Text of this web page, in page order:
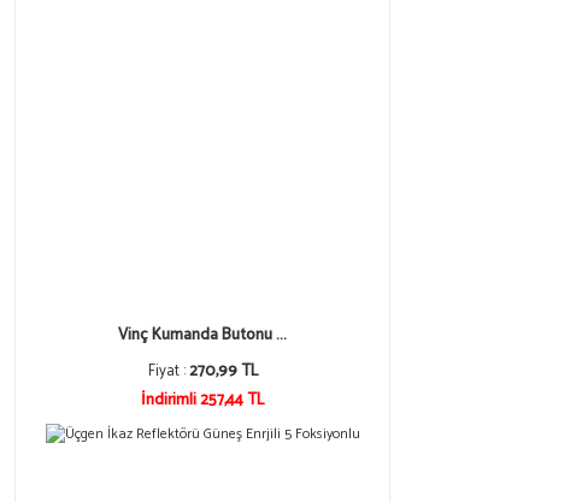
Vinç Kumanda Butonu ...
Fiyat :270,99 TL
İndirimli 257,44 TL